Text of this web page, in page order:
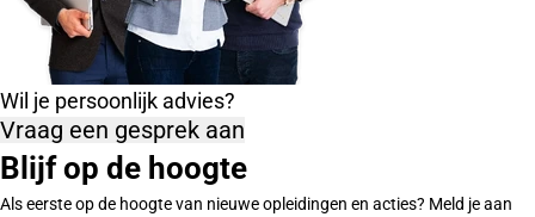
Wil je persoonlijk advies?
Vraag een gesprek aan
Blijf op de hoogte
Als eerste op de hoogte van nieuwe opleidingen en acties? Meld je aan